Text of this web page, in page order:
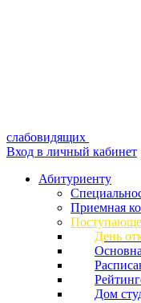
слабовидящих
Вход в личный кабинет
Абитуриенту
Приемная
День
Дом